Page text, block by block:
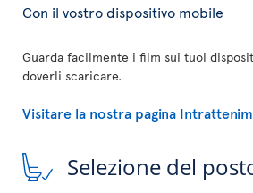
Con il vostro dispositivo mobile
Guarda facilmente i film sui tuoi
doverli scaricare.
Visitare la nostra pagina
Selezione del